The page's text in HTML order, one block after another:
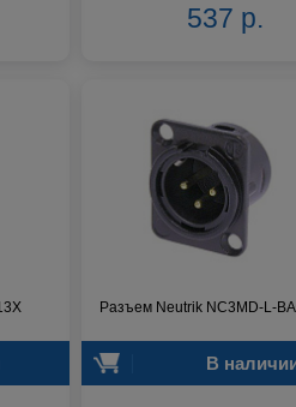
537 р.
Разъем Neutrik NC3MD-L-
В